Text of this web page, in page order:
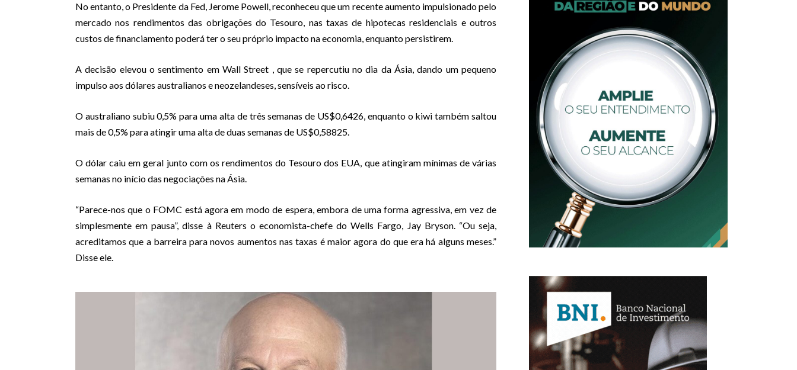
No entanto, o Presidente da Fed, Jerome Powell, reconheceu que um recente aumento impulsionado pelo
mercado nos rendimentos das obrigações do Tesouro, nas taxas de hipotecas residenciais e outros
custos de financiamento poderá ter o seu próprio impacto na economia, enquanto persistirem.
A decisão elevou o sentimento em Wall Street , que se repercutiu no dia da Ásia, dando um pequeno
impulso aos dólares australianos e neozelandeses, sensíveis ao risco.
O australiano subiu 0,5% para uma alta de três semanas de US$0,6426, enquanto o kiwi também saltou
mais de 0,5% para atingir uma alta de duas semanas de US$0,58825.
O dólar caiu em geral junto com os rendimentos do Tesouro dos EUA, que atingiram mínimas de várias
semanas no início das negociações na Ásia.
“Parece-nos que o FOMC está agora em modo de espera, embora de uma forma agressiva, em vez de
simplesmente em pausa”, disse à Reuters o economista-chefe do Wells Fargo, Jay Bryson. “Ou seja,
acreditamos que a barreira para novos aumentos nas taxas é maior agora do que era há alguns meses.”
Disse ele.